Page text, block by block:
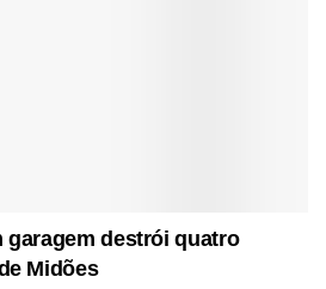
garagem destrói quatro
Midões